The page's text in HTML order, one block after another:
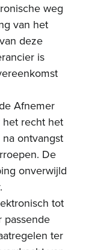
weg
van het
deze
is
Afnemer
het recht het
ontvangst
De
onverwijld
tot
passende
ter